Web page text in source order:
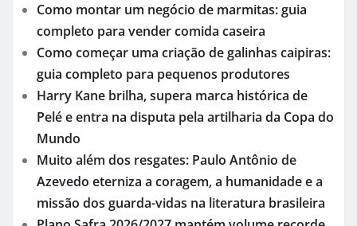
Como montar um negócio de marmitas: guia
completo para vender comida caseira
Como começar uma criação de galinhas caipiras:
guia completo para pequenos produtores
Harry Kane brilha, supera marca histórica de
Pelé e entra na disputa pela artilharia da Copa do
Mundo
Muito além dos resgates: Paulo Antônio de
Azevedo eterniza a coragem, a humanidade e a
missão dos guarda-vidas na literatura brasileira